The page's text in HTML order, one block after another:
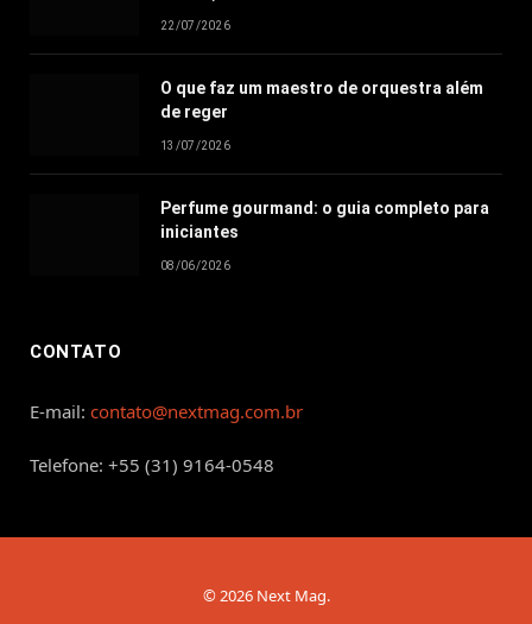
22/07/2026
O que faz um maestro de orquestra além
de reger
13/07/2026
Perfume gourmand: o guia completo para
iniciantes
08/06/2026
CONTATO
E-mail: contato@nextmag.com.br
Telefone: +55 (31) 9164-0548
© 2026 Next Mag.